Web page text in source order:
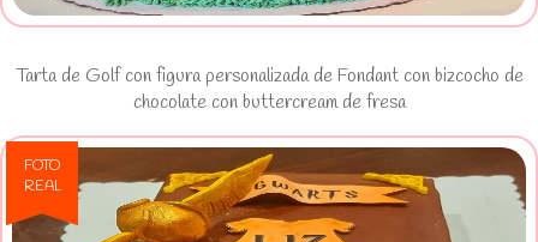
Tarta de Golf con figura personalizada de Fondant con bizcocho de
chocolate con buttercream de fresa
FOTO
REAL